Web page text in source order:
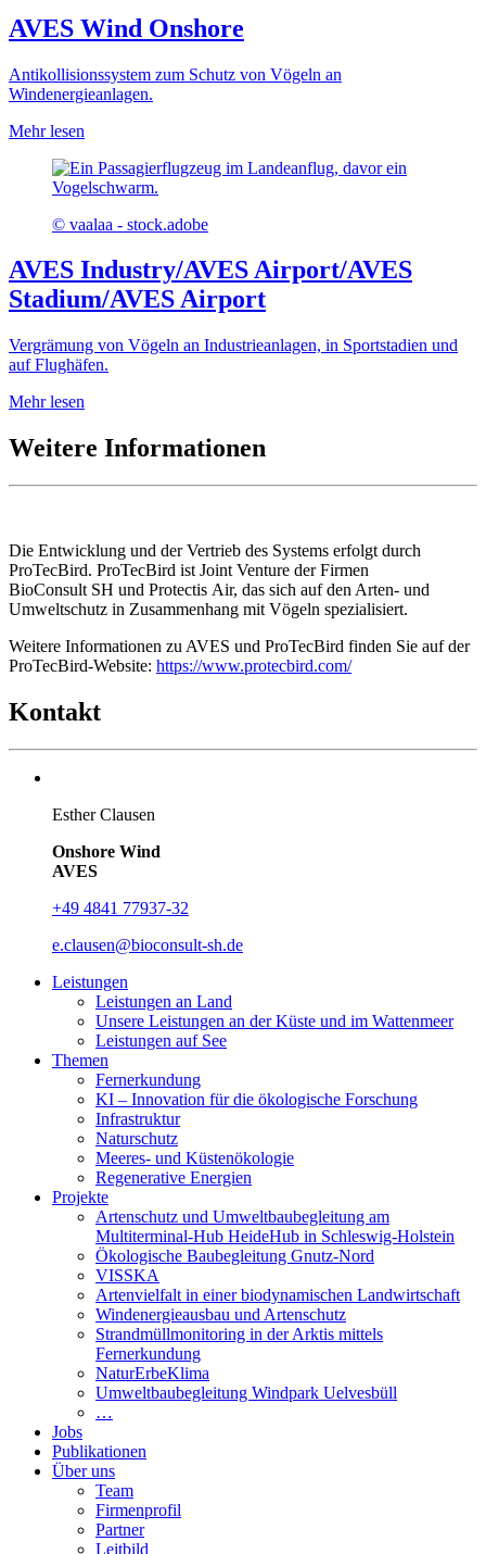
AVES Wind Onshore
Antikollisionssystem zum Schutz von Vögeln an
Windenergieanlagen.
Mehr lesen
© vaalaa - stock.adobe
AVES Industry/AVES Airport/AVES
Stadium/AVES Airport
Vergrämung von Vögeln an Industrieanlagen, in Sportstadien und
auf Flughäfen.
Mehr lesen
Weitere Informationen
Die Entwicklung und der Vertrieb des Systems erfolgt durch
ProTecBird. ProTecBird ist Joint Venture der Firmen
BioConsult SH und Protectis Air, das sich auf den Arten- und
Umweltschutz in Zusammenhang mit Vögeln spezialisiert.
Weitere Informationen zu AVES und ProTecBird finden Sie auf der
ProTecBird-Website: https://www.protecbird.com/
Kontakt
Esther Clausen
Onshore Wind
AVES
+49 4841 77937-32
e.clausen@bioconsult-sh.de
Leistungen
Leistungen an Land
Unsere Leistungen an der Küste und im Wattenmeer
Leistungen auf See
Themen
Fernerkundung
KI – Innovation für die ökologische Forschung
Infrastruktur
Naturschutz
Meeres- und Küstenökologie
Regenerative Energien
Projekte
Artenschutz und Umweltbaubegleitung am
Multiterminal-Hub HeideHub in Schleswig-Holstein
Ökologische Baubegleitung Gnutz-Nord
VISSKA
Artenvielfalt in einer biodynamischen Landwirtschaft
Windenergieausbau und Artenschutz
Strandmüllmonitoring in der Arktis mittels
Fernerkundung
NaturErbeKlima
Umweltbaubegleitung Windpark Uelvesbüll
…
Jobs
Publikationen
Über uns
Team
Firmenprofil
Partner
Leitbild